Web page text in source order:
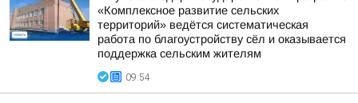
«Комплексное развитие сельских
территорий» ведётся систематическая
работа по благоустройству сёл и оказывается
поддержка сельским жителям
09:54